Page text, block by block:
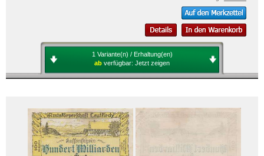
1 Variante(n) / Erhaltung(en)
ab verfügbar: Jetzt zeigen